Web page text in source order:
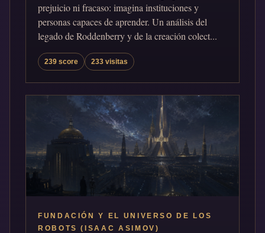
prejuicio ni fracaso: imagina instituciones y
personas capaces de aprender. Un análisis del
legado de Roddenberry y de la creación colect...
239 score 233 visitas
FUNDACIÓN Y EL UNIVERSO DE LOS
ROBOTS (ISAAC ASIMOV)